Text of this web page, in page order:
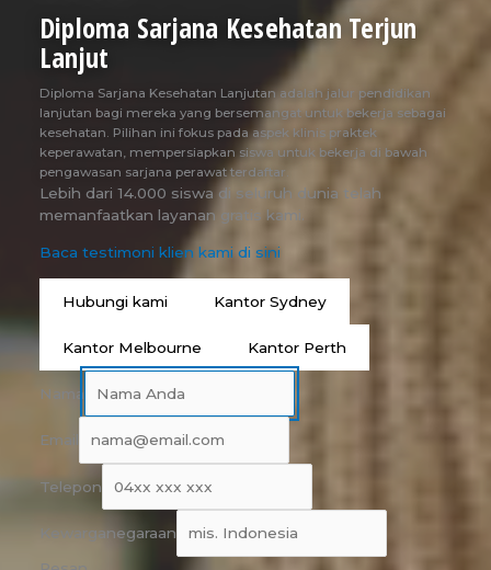
Diploma Sarjana Kesehatan Terjun
Lanjut
Diploma Sarjana Kesehatan Lanjutan adalah jalur pendidikan
lanjutan bagi mereka yang bersemangat untuk bekerja sebagai
kesehatan. Pilihan ini fokus pada aspek klinis praktek
keperawatan, mempersiapkan siswa untuk bekerja di bawah
pengawasan sarjana perawat terdaftar.
Lebih dari 14.000 siswa di seluruh dunia telah
memanfaatkan layanan gratis kami.
Baca testimoni klien kami di sini
Hubungi kami Kantor Sydney
Kantor Melbourne Kantor Perth
Nama
Email
Telepon
Kewarganegaraan